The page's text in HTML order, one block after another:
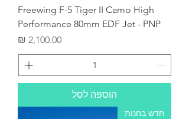
Freewing F-5 Tiger II Camo High
Performance 80mm EDF Jet - PNP
מחיר
הוספה לסל
חדש בחנות